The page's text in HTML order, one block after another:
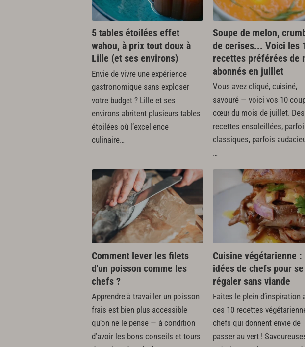
5 tables étoilées effet
wahou, à prix tout doux à
Lille (et ses environs)
Envie de vivre une expérience
gastronomique sans exploser
votre budget ? Lille et ses
environs abritent plusieurs tables
étoilées où l’excellence
culinaire…
Soupe de melon,
de cerises... Voici les
recettes préférées de
abonnés en juillet
Vous avez cliqué, cuisiné,
savouré — voici vos 10
cœur du mois de juillet. Des
recettes ensoleillées,
classiques, parfois
…
Comment lever les filets
d'un poisson comme les
chefs ?
Apprendre à travailler un poisson
frais est bien plus accessible
qu’on ne le pense — à condition
d’avoir les bons conseils et tours
Cuisine végétarienne :
idées de chefs pour se
régaler sans viande
Faites le plein d’inspiration
ces 10 recettes
chefs qui donnent envie de
passer au vert !